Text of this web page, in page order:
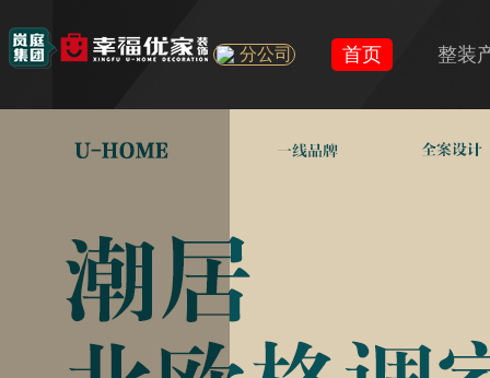
分公司 首页 整装